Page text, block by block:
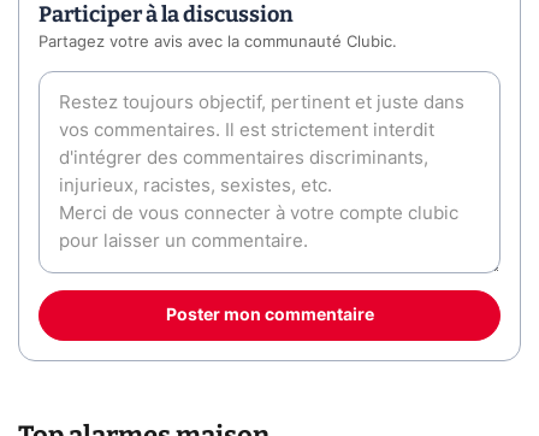
Participer à la discussion
Partagez votre avis avec la communauté Clubic.
Poster mon commentaire